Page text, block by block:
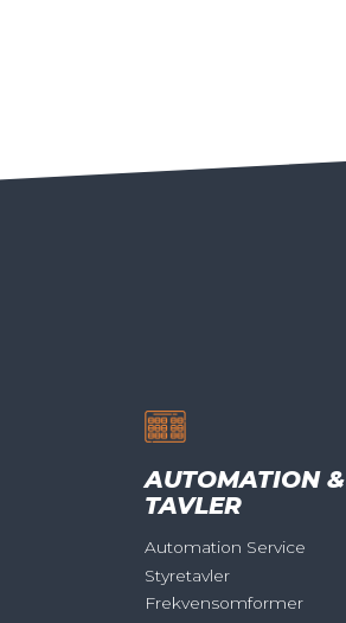
AUTOMATION &
TAVLER
Automation Service
Styretavler
Frekvensomformer